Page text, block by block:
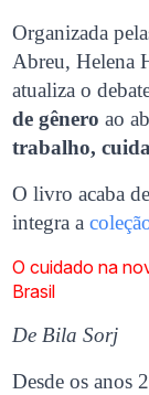
Organizada
Abreu, Helena
atualiza o
de gênero ao
trabalho,
O livro acaba
integra a
O cuidado na
Brasil
De Bila Sorj
Desde os anos